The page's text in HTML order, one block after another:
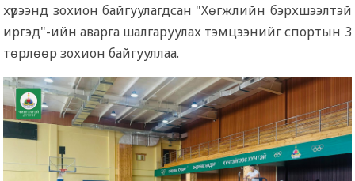
хүрээнд зохион байгуулагдсан "Хөгжлийн бэрхшээлтэй
иргэд"-ийн аварга шалгаруулах тэмцээнийг спортын 3
төрлөөр зохион байгууллаа.